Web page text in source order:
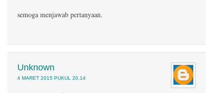
semoga menjawab pertanyaan.
Unknown
4 MARET 2015 PUKUL 20.14